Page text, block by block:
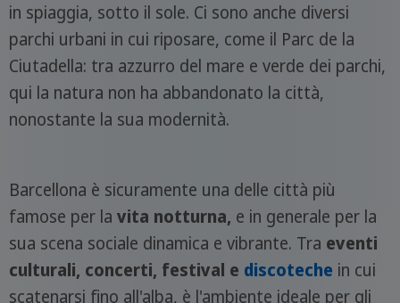
in spiaggia, sotto il sole. Ci sono anche diversi
parchi urbani in cui riposare, come il Parc de la
Ciutadella: tra azzurro del mare e verde dei parchi,
qui la natura non ha abbandonato la città,
nonostante la sua modernità.
Barcellona è sicuramente una delle città più
famose per la vita notturna, e in generale per la
sua scena sociale dinamica e vibrante. Tra eventi
culturali, concerti, festival e discoteche in cui
scatenarsi fino all'alba, è l'ambiente ideale per gli